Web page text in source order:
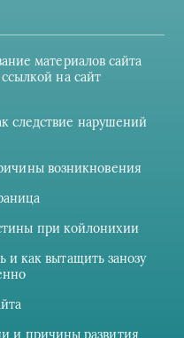
материалов сайта
на сайт
следствие нарушений
возникновения
при койлонихии
и как вытащить занозу
и причины развития